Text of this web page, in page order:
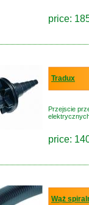
price:
Tradux
Przejscie
price:
Wąż